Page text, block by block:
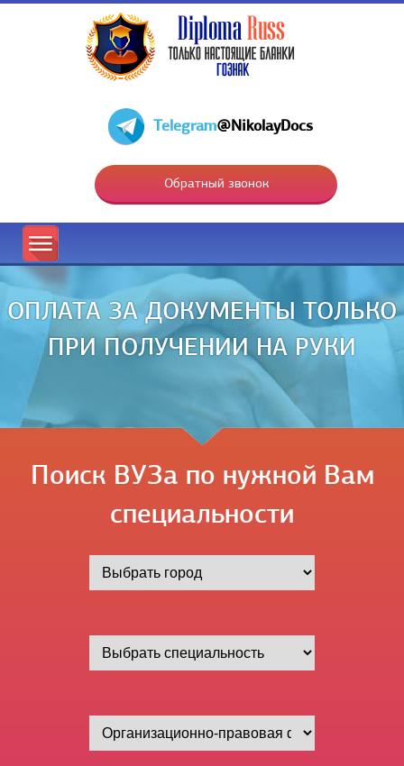
Telegram@NikolayDocs
Обратный звонок
ОПЛАТА ЗА ДОКУМЕНТЫ ТОЛЬКО
ПРИ ПОЛУЧЕНИИ НА РУКИ
Поиск ВУЗа по нужной Вам
специальности